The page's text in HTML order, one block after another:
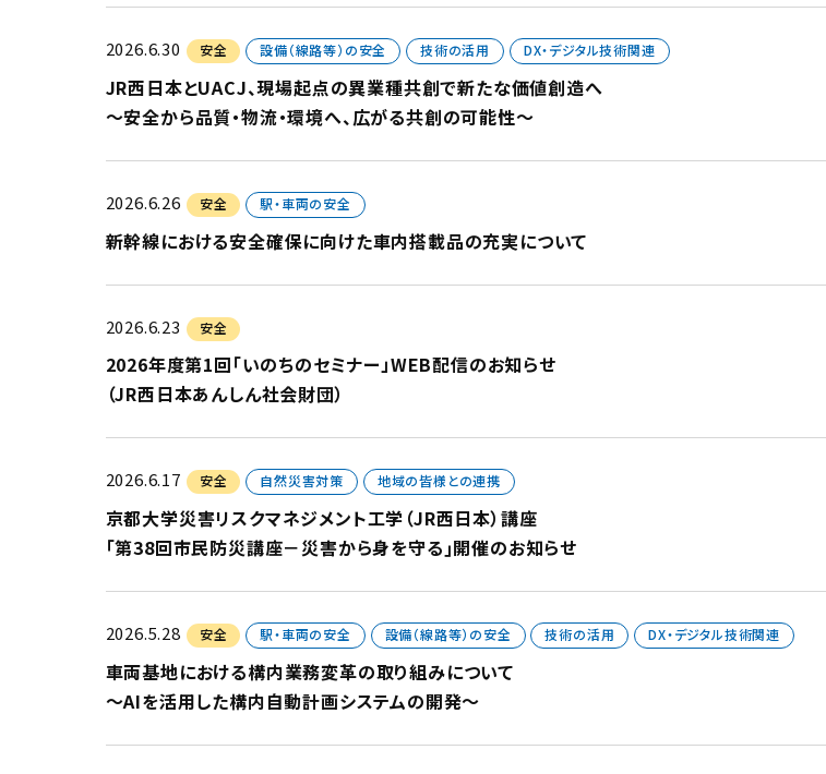
2026.6.30 安全 設備（線路等）の安全 技術の活用 DX・デジタル技術関連
JR西日本とUACJ、現場起点の異業種共創で新たな価値創造へ
～安全から品質・物流・環境へ、広がる共創の可能性～
2026.6.26 安全 駅・車両の安全
新幹線における安全確保に向けた車内搭載品の充実について
2026.6.23 安全
2026年度第1回「いのちのセミナー」WEB配信のお知らせ
（JR西日本あんしん社会財団）
2026.6.17 安全 自然災害対策 地域の皆様との連携
京都大学災害リスクマネジメント工学（JR西日本）講座
｢第38回市民防災講座－災害から身を守る｣開催のお知らせ
2026.5.28 安全 駅・車両の安全 設備（線路等）の安全 技術の活用 DX・デジタル技術関連
車両基地における構内業務変革の取り組みについて
～AIを活用した構内自動計画システムの開発～